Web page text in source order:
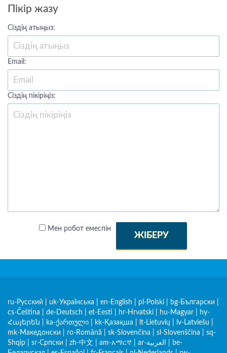
Пікір жазу
Сіздің атыңыз:
Email:
Сіздің пікіріңіз:
Мен робот емеспін
ЖІБЕРУ
ru-Русский uk-Українська en-English pl-Polski bg-Български
cs-Čeština
de-Deutsch et-Eesti hr-Hrvatski hu-Magyar
hy-
Հայերեն
ka-ქართული kk-Қазақша lt-Lietuvių lv-Latviešu
mk-Македонски
ro-Română sk-Slovenčina sl-Slovenščina
sq-
Shqip
sr-Српски zh-中文 am-አማርኛ ar-العربية
be-